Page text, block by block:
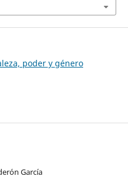
poder y género
García